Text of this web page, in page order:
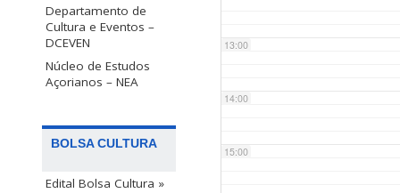
Departamento de
Cultura e Eventos –
DCEVEN
Núcleo de Estudos
Açorianos – NEA
BOLSA CULTURA
Edital Bolsa Cultura »
13:00
14:00
15:00